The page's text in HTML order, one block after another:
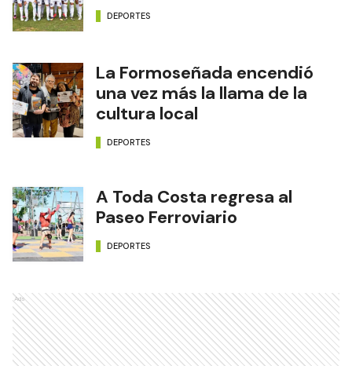
DEPORTES
La Formoseñada encendió
una vez más la llama de la
cultura local
DEPORTES
A Toda Costa regresa al
Paseo Ferroviario
DEPORTES
Ads